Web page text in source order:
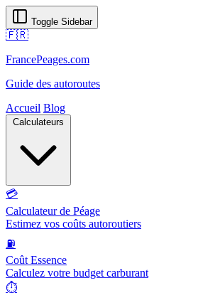
Toggle Sidebar
🇫🇷
FrancePeages.com
Guide des autoroutes
Accueil Blog
Calculateurs
💳
Calculateur de Péage
Estimez vos coûts autoroutiers
⛽
Coût Essence
Calculez votre budget carburant
⏱️